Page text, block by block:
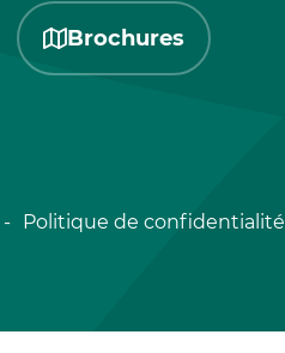
Brochures
Politique de confidentialité